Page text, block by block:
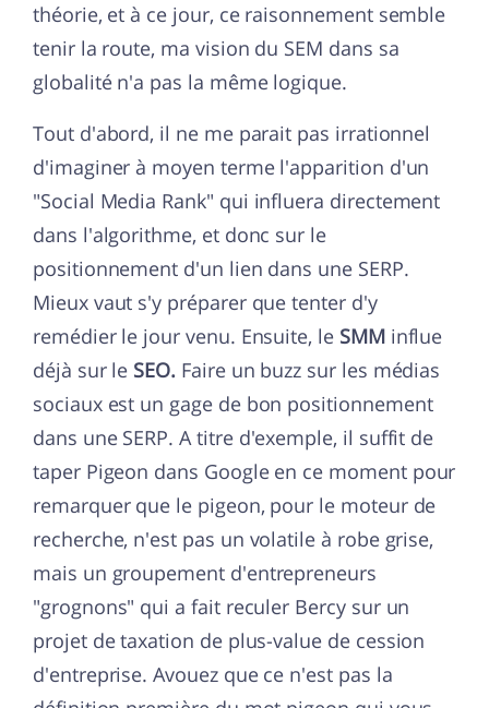
théorie, et à ce jour, ce raisonnement semble
tenir la route, ma vision du SEM dans sa
globalité n'a pas la même logique.
Tout d'abord, il ne me parait pas irrationnel
d'imaginer à moyen terme l'apparition d'un
"Social Media Rank" qui influera directement
dans l'algorithme, et donc sur le
positionnement d'un lien dans une SERP.
Mieux vaut s'y préparer que tenter d'y
remédier le jour venu. Ensuite, le SMMinflue
déjà sur le SEO. Faire un buzz sur les médias
sociaux est un gage de bon positionnement
dans une SERP. A titre d'exemple, il suffit de
taper Pigeon dans Google en ce moment pour
remarquer que le pigeon, pour le moteur de
recherche, n'est pas un volatile à robe grise,
mais un groupement d'entrepreneurs
"grognons" qui a fait reculer Bercy sur un
projet de taxation de plus-value de cession
d'entreprise. Avouez que ce n'est pas la